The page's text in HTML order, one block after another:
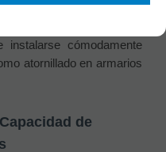
de un chasis metálico de
cómodamente
atornillado en armarios
de